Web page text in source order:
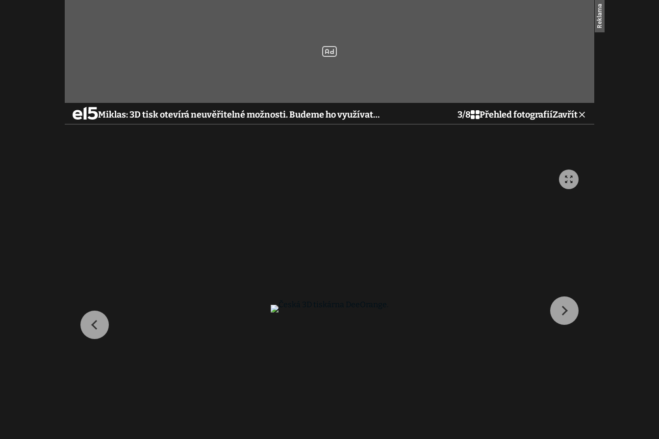
Miklas: 3D tisk otevírá neuvěřitelné možnosti. Budeme ho využívat… 3/8 Přehled fotografiíZavřít